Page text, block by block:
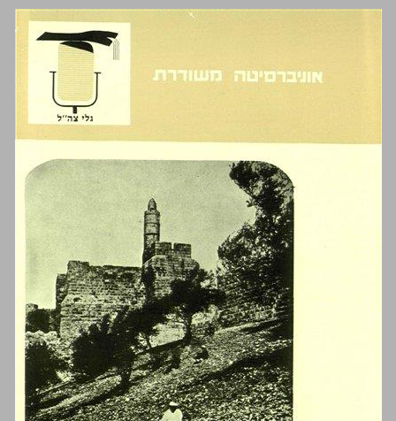
ירושלים במאה התשע עשרה ... 0